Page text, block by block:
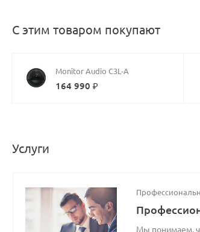
С этим товаром покупают
Monitor Audio C3L-A
164 990 ₽
Услуги
Мы понимаем,